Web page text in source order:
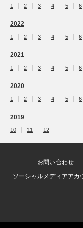
1 2 3 4 5 6
2022
1 2 3 4 5 6
2021
1 2 3 4 5 6
2020
1 2 3 4 5 6
2019
10 11 12
お問い合わせ
ソーシャルメディアアカ